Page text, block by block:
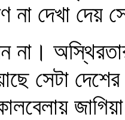
না দেখা দেয়
না।
সেটা